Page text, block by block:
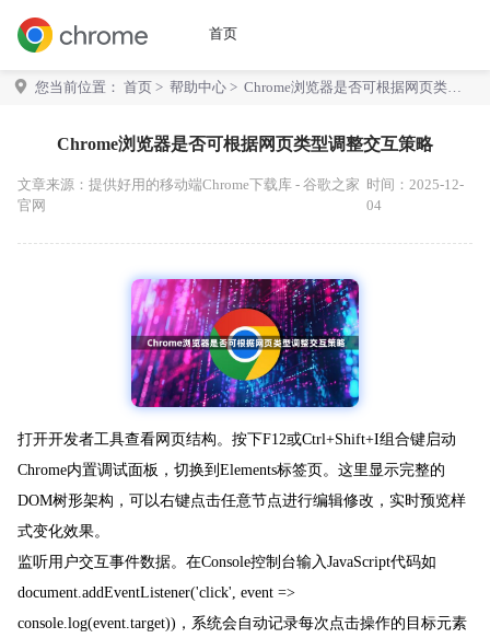
首页
您当前位置： 首页 > 帮助中心 > Chrome浏览器是否可根据网页类型
Chrome浏览器是否可根据网页类型调整交互策略
文章来源： 提供好用的移动端Chrome下载库 - 谷歌之家
官网
时间：2025-12-
04
打开开发者工具查看网页结构。按下F12或Ctrl+Shift+I组合键启动
Chrome内置调试面板，切换到Elements标签页。这里显示完整的
DOM树形架构，可以右键点击任意节点进行编辑修改，实时预览样
式变化效果。
监听用户交互事件数据。在Console控制台输入JavaScript代码如
document.addEventListener('click', event =>
console.log(event.target))，系统会自动记录每次点击操作的目标元素